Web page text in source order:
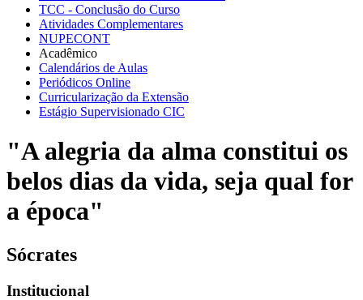
TCC - Conclusão do Curso
Atividades Complementares
NUPECONT
Acadêmico
Calendários de Aulas
Periódicos Online
Curricularização da Extensão
Estágio Supervisionado CIC
"A alegria da alma constitui os
belos dias da vida, seja qual for
a época"
Sócrates
Institucional